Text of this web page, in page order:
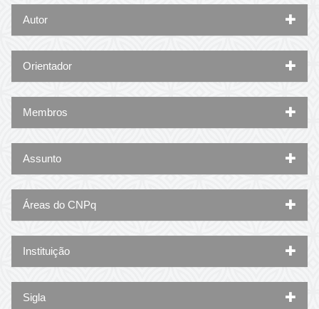
Autor
Orientador
Membros
Assunto
Áreas do CNPq
Instituição
Sigla